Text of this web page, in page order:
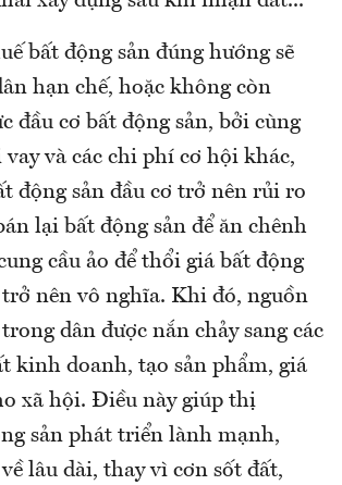
bất động sản đúng hướng sẽ
hạn chế, hoặc không còn
đầu cơ bất động sản, bởi cùng
và các chi phí cơ hội khác,
động sản đầu cơ trở nên rủi ro
lại bất động sản để ăn chênh
cầu ảo để thổi giá bất động
trở nên vô nghĩa. Khi đó, nguồn
dân được nắn chảy sang các
kinh doanh, tạo sản phẩm, giá
xã hội. Điều này giúp thị
sản phát triển lành mạnh,
lâu dài, thay vì cơn sốt đất,